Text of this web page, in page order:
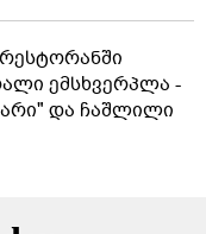
ემსხვერპლა -
და ჩაშლილი